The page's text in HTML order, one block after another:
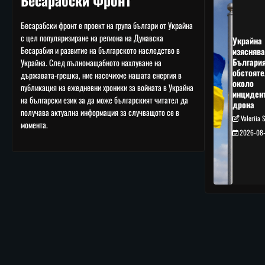
Бесарабски фронт е проект на група българи от Украйна
с цел популяризиране на региона на Дунавска
Бесарабия и развитие на българското наследство в
Украйна. След пълномащабното нахлуване на
държавата-грешка, ние насочихме нашата енергия в
публикация на ежедневни хроники за войната в Украйна
на български език за да може българският читател да
получава актуална информация за случващото се в
момента.
Украйна
около
дрона
Valeriia
2026-